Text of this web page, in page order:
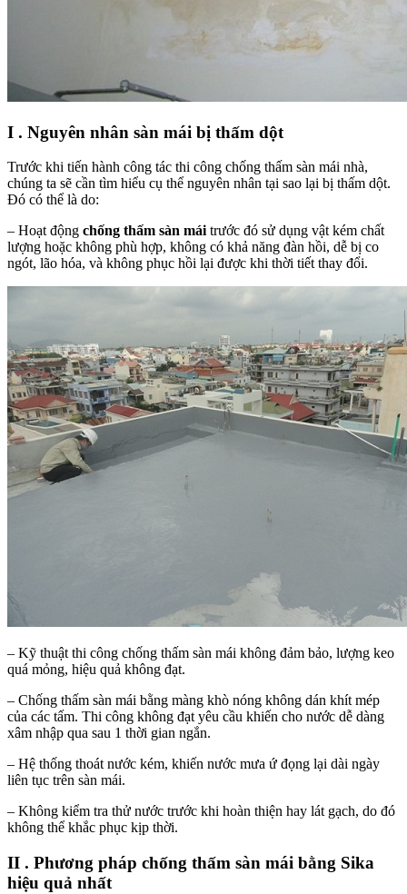
I . Nguyên nhân sàn mái bị thấm dột
Trước khi tiến hành công tác thi công chống thấm sàn mái nhà,
chúng ta sẽ cần tìm hiểu cụ thể nguyên nhân tại sao lại bị thấm dột.
Đó có thể là do:
– Hoạt động chống thấm sàn máitrước đó sử dụng vật kém chất
lượng hoặc không phù hợp, không có khả năng đàn hồi, dễ bị co
ngót, lão hóa, và không phục hồi lại được khi thời tiết thay đổi.
– Kỹ thuật thi công chống thấm sàn mái không đảm bảo, lượng keo
quá mỏng, hiệu quả không đạt.
– Chống thấm sàn mái bằng màng khò nóng không dán khít mép
của các tấm. Thi công không đạt yêu cầu khiến cho nước dễ dàng
xâm nhập qua sau 1 thời gian ngắn.
– Hệ thống thoát nước kém, khiến nước mưa ứ đọng lại dài ngày
liên tục trên sàn mái.
– Không kiểm tra thử nước trước khi hoàn thiện hay lát gạch, do đó
không thể khắc phục kịp thời.
II . Phương pháp chống thấm sàn mái bằng Sika
hiệu quả nhất